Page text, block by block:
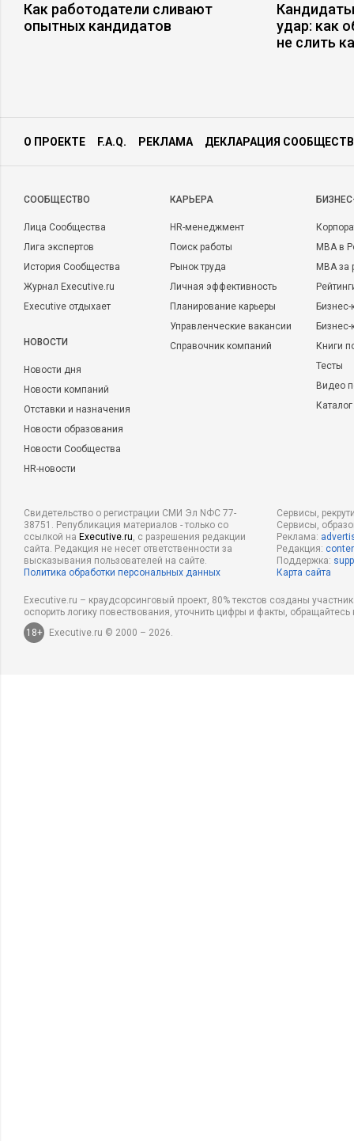
Как работодатели сливают
опытных кандидатов
удар: как
не слить
О ПРОЕКТЕ F.A.Q. РЕКЛАМА ДЕКЛАРАЦИЯ
CООБЩЕСТВО
Лица Сообщества
Лига экспертов
История Сообщества
Журнал Executive.ru
Executive отдыхает
НОВОСТИ
Новости дня
Новости компаний
Отставки и назначения
Новости образования
Новости Сообщества
HR-новости
КАРЬЕРА
HR-менеджмент
Поиск работы
Рынок труда
Личная эффективность
Планирование карьеры
Управленческие вакансии
Справочник компаний
MBA в
MBA
Бизнес-
Книги
Тесты
Видео
Свидетельство о регистрации СМИ Эл NФС 77-
38751. Републикация материалов - только со
ссылкой на Executive.ru, с разрешения редакции
сайта. Редакция не несет ответственности за
высказывания пользователей на сайте.
Политика обработки персональных данных
Сервисы,
Сервисы,
Реклама:
Редакция:
Поддержка:
Карта сайта
Executive.ru – краудсорсинговый проект, 80% текстов созданы
оспорить логику повествования, уточнить цифры и факты,
18+
Executive.ru © 2000 – 2026.